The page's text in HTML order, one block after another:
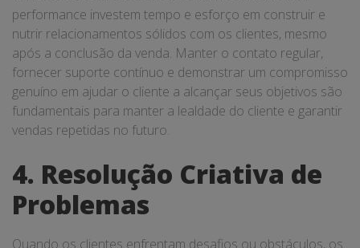
performance investem tempo e esforço em construir e
nutrir relacionamentos sólidos com os clientes, mesmo
após a conclusão da venda. Manter o contato regular,
fornecer suporte contínuo e demonstrar um compromisso
genuíno em ajudar o cliente a alcançar seus objetivos são
fundamentais para manter a lealdade do cliente e garantir
vendas repetidas no futuro.
4. Resolução Criativa de
Problemas
Quando os clientes enfrentam desafios ou obstáculos, os